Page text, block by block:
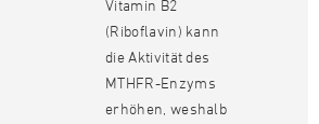
Vitamin B2
(Riboflavin) kann
die Aktivität des
MTHFR-Enzyms
erhöhen, weshalb